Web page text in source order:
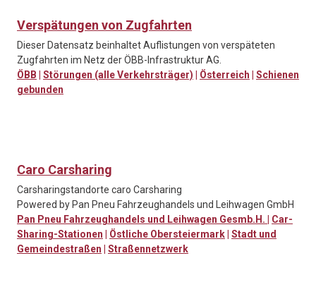
Verspätungen von Zugfahrten
Dieser Datensatz beinhaltet Auflistungen von verspäteten
Zugfahrten im Netz der ÖBB-Infrastruktur AG.
ÖBB
Störungen (alle Verkehrsträger) Österreich
Schienen
gebunden
Caro Carsharing
Carsharingstandorte caro Carsharing
Powered by Pan Pneu Fahrzeughandels und Leihwagen GmbH
Pan Pneu Fahrzeughandels und Leihwagen Gesmb.H.
Car-
Sharing-Stationen
Östliche Obersteiermark Stadt und
Gemeindestraßen
Straßennetzwerk